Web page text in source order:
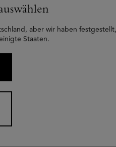
aber wir haben
Staaten.